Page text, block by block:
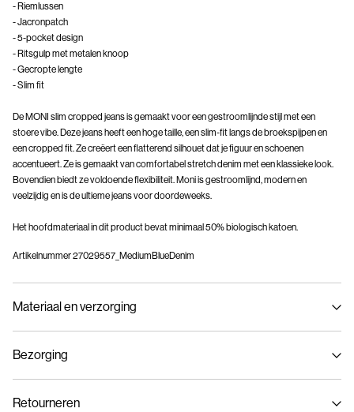
- Riemlussen
- Jacronpatch
- 5-pocket design
- Ritsgulp met metalen knoop
- Gecropte lengte
- Slim fit
De MONI slim cropped jeans is gemaakt voor een gestroomlijnde stijl met een
stoere vibe. Deze jeans heeft een hoge taille, een slim-fit langs de broekspijpen en
een cropped fit. Ze creëert een flatterend silhouet dat je figuur en schoenen
accentueert. Ze is gemaakt van comfortabel stretch denim met een klassieke look.
Bovendien biedt ze voldoende flexibiliteit. Moni is gestroomlijnd, modern en
veelzijdig en is de ultieme jeans voor doordeweeks.
Het hoofdmateriaal in dit product bevat minimaal 50% biologisch katoen.
Artikelnummer27029557_MediumBlueDenim
Materiaal en verzorging
Bezorging
Retourneren